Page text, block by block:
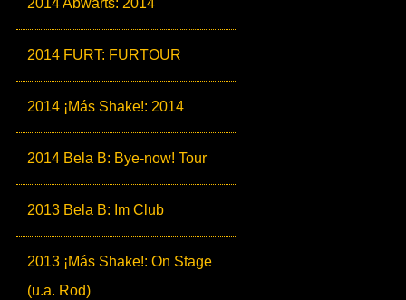
2014 Abwärts: 2014
2014 FURT: FURTOUR
2014 ¡Más Shake!: 2014
2014 Bela B: Bye-now! Tour
2013 Bela B: Im Club
2013 ¡Más Shake!: On Stage
(u.a. Rod)